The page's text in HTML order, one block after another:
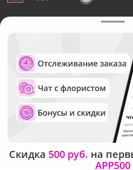
Служба круглосуточной
Русский Букет, 2026
Общество с ограниченной
ОГРН: 1195476081745, ИНН:
Юридический адрес: г.
д.42, оф. 3
Рейтинг Русского букета в г. Москва
Скидка 500 руб. на
APP500